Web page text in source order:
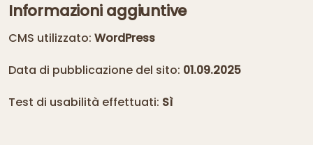
Informazioni aggiuntive
CMS utilizzato: WordPress
Data di pubblicazione del sito: 01.09.2025
Test di usabilità effettuati: Sì